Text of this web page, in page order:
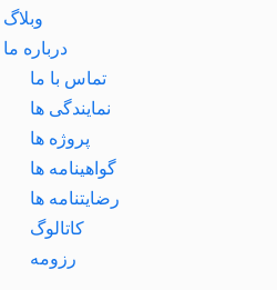
وبلاگ
درباره ما
تماس با ما
نمایندگی ها
پروژه ها
گواهینامه ها
رضایتنامه ها
کاتالوگ
رزومه